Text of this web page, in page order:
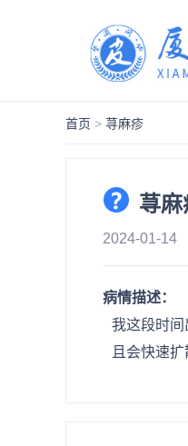
首页 > 荨麻疹
荨
2024-01-14
病情描述：
我这段时
且会快速